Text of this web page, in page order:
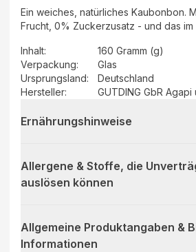
Ein weiches, natürliches Kaubonbon.
Frucht, 0% Zuckerzusatz - und das im
Inhalt:
160 Gramm (g)
Verpackung:
Glas
Ursprungsland:
Deutschland
Hersteller: GUTDING GbR
Ernährungshinweise
Allergene & Stoffe, die
auslösen können
Allgemeine Produktangaben &
Informationen